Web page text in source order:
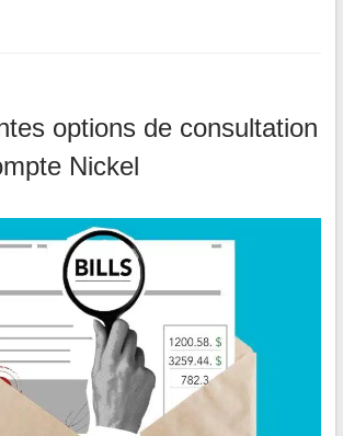
options de consultation
Nickel